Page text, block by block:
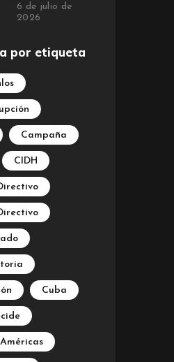
6 de julio de
2026
por etiqueta
Campaña
CIDH
Cuba